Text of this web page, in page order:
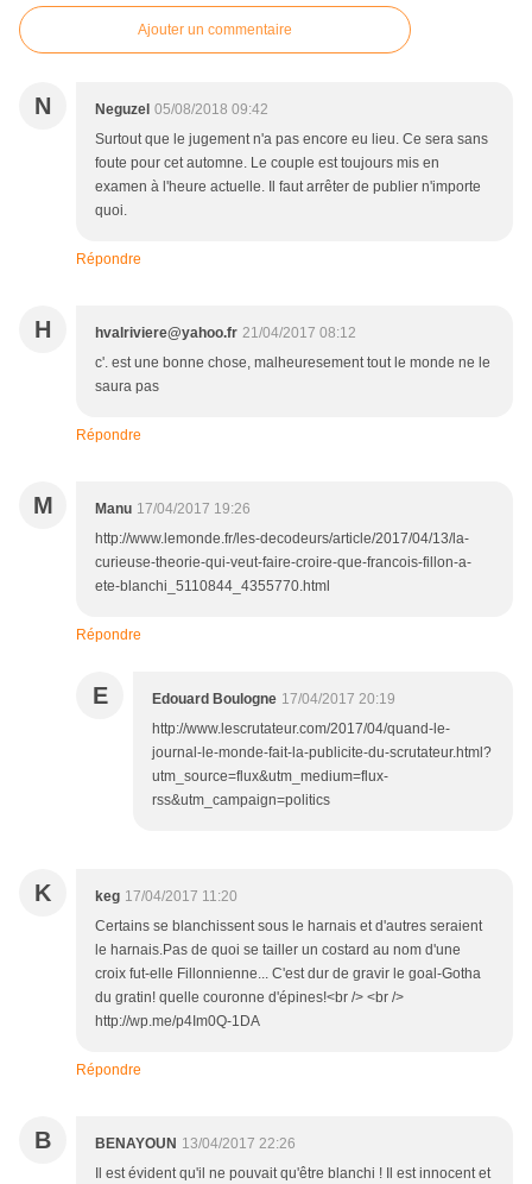
Ajouter un commentaire
N Neguzel 05/08/2018 09:42
Surtout que le jugement n'a pas encore eu lieu. Ce sera sans
foute pour cet automne. Le couple est toujours mis en
examen à l'heure actuelle. Il faut arrêter de publier n'importe
quoi.
Répondre
H hvalriviere@yahoo.fr 21/04/2017 08:12
c'. est une bonne chose, malheuresement tout le monde ne le
saura pas
Répondre
M Manu 17/04/2017 19:26
http://www.lemonde.fr/les-decodeurs/article/2017/04/13/la-
curieuse-theorie-qui-veut-faire-croire-que-francois-fillon-a-
ete-blanchi_5110844_4355770.html
Répondre
E Edouard Boulogne 17/04/2017 20:19
http://www.lescrutateur.com/2017/04/quand-le-
journal-le-monde-fait-la-publicite-du-scrutateur.html?
utm_source=flux&utm_medium=flux-
rss&utm_campaign=politics
K keg 17/04/2017 11:20
Certains se blanchissent sous le harnais et d'autres seraient
le harnais.Pas de quoi se tailler un costard au nom d'une
croix fut-elle Fillonnienne... C'est dur de gravir le goal-Gotha
du gratin! quelle couronne d'épines!<br /> <br />
http://wp.me/p4Im0Q-1DA
Répondre
B BENAYOUN 13/04/2017 22:26
Il est évident qu'il ne pouvait qu'être blanchi ! Il est innocent et